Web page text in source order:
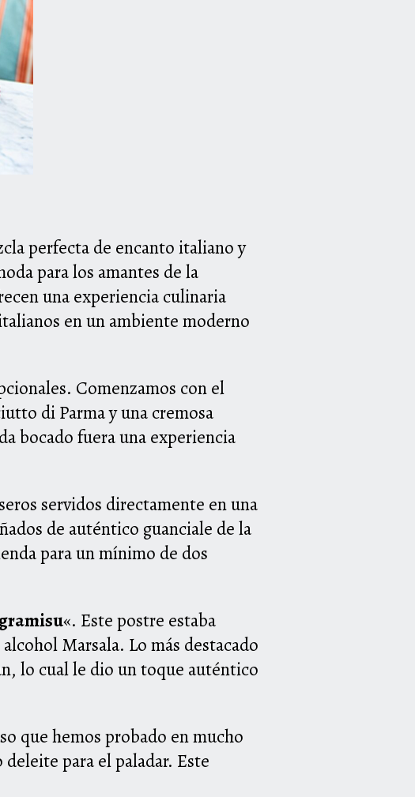
perfecta de encanto italiano y
para los amantes de la
una experiencia culinaria
en un ambiente moderno
Comenzamos con el
di Parma y una cremosa
bocado fuera una experiencia
servidos directamente en una
de auténtico guanciale de la
para un mínimo de dos
«. Este postre estaba
Marsala. Lo más destacado
lo cual le dio un toque auténtico
que hemos probado en mucho
para el paladar. Este